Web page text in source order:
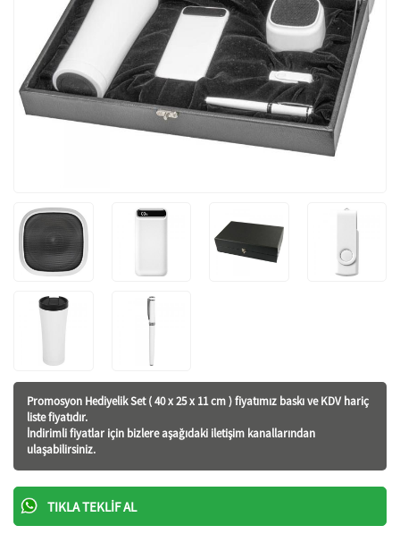
Promosyon Hediyelik Set ( 40 x 25 x 11 cm ) fiyatımız baskı ve KDV hariç
liste fiyatıdır.
İndirimli fiyatlar için bizlere aşağıdaki iletişim kanallarından
ulaşabilirsiniz.
TIKLA TEKLIF AL